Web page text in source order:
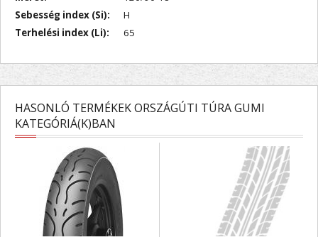
Sebesség index (Si):
H
Terhelési index (Li):
65
HASONLÓ TERMÉKEK ORSZÁGÚTI TÚRA GUMI
KATEGÓRIÁ(K)BAN